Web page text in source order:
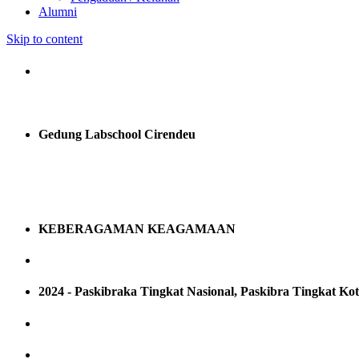
Alumni
Skip to content
Gedung Labschool Cirendeu
KEBERAGAMAN KEAGAMAAN
2024 - Paskibraka Tingkat Nasional, Paskibra Tingkat